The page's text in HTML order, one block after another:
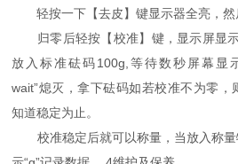
轻按一下【去皮】键显示器全亮，然
归零后轻按【校准】键，显示屏显示
放入标准砝码100g,等待数秒屏幕显
wait”熄灭，拿下砝码如若校准不为零，
知道稳定为止。
校准稳定后就可以称量，当放入称量